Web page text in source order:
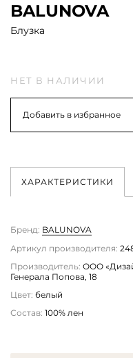
BALUNOVA
Блузка
НЕТ В НАЛИЧИИ
Добавить в избранное
ХАРАКТЕРИСТИКИ
Бренд: BALUNOVA
Артикул производителя:
Производитель: ООО
Генерала Попова, 18
Цвет: белый
Состав: 100% лен